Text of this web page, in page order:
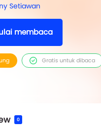
Setiawan
membaca
Gratis untuk dibaca
0